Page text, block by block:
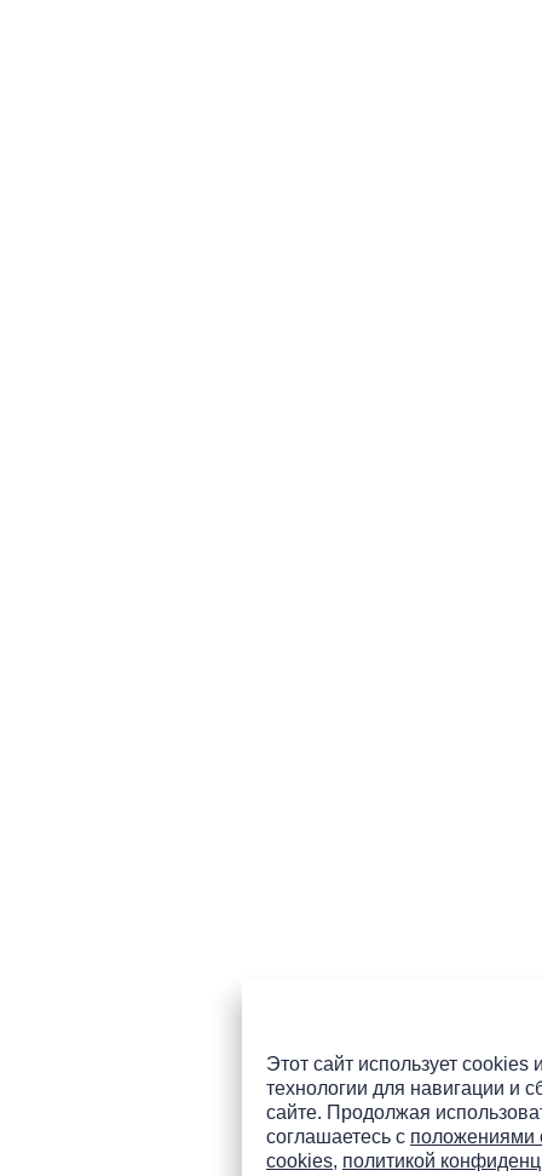
Этот сайт использует cookies
технологии для навигации и
сайте. Продолжая
соглашаетесь с положениями
cookies, политикой